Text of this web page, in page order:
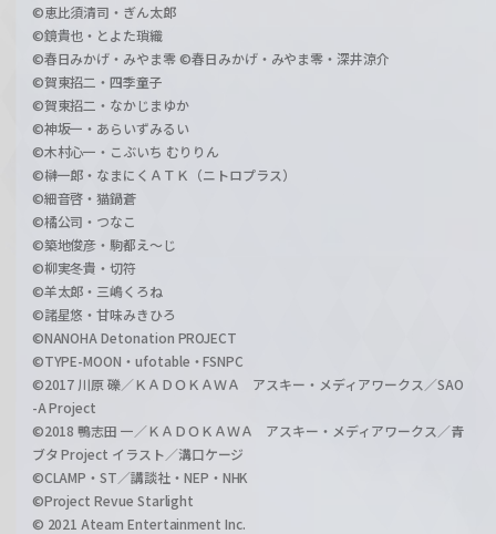
©恵比須清司・ぎん太郎
©鏡貴也・とよた瑣織
©春日みかげ・みやま零 ©春日みかげ・みやま零・深井涼介
©賀東招二・四季童子
©賀東招二・なかじまゆか
©神坂一・あらいずみるい
©木村心一・こぶいち むりりん
©榊一郎・なまにくＡＴＫ（ニトロプラス）
©細音啓・猫鍋蒼
©橘公司・つなこ
©築地俊彦・駒都え～じ
©柳実冬貴・切符
©羊太郎・三嶋くろね
©諸星悠・甘味みきひろ
©NANOHA Detonation PROJECT
©TYPE-MOON・ufotable・FSNPC
©2017 川原 礫／ＫＡＤＯＫＡＷＡ アスキー・メディアワークス／SAO
-A Project
©2018 鴨志田 一／ＫＡＤＯＫＡＷＡ アスキー・メディアワークス／青
ブタ Project イラスト／溝口ケージ
©CLAMP・ST／講談社・NEP・NHK
©Project Revue Starlight
© 2021 Ateam Entertainment Inc.